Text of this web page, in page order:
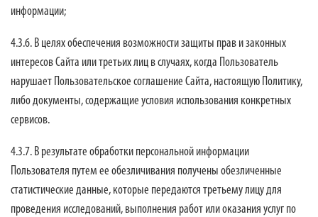
информации;
4.3.6. В целях обеспечения возможности защиты прав и законных
интересов Сайта или третьих лиц в случаях, когда Пользователь
нарушает Пользовательское соглашение Сайта, настоящую Политику,
либо документы, содержащие условия использования конкретных
сервисов.
4.3.7. В результате обработки персональной информации
Пользователя путем ее обезличивания получены обезличенные
статистические данные, которые передаются третьему лицу для
проведения исследований, выполнения работ или оказания услуг по